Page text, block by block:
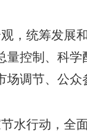
，统筹发展和
量控制、科学
场调节、公众
水行动，全